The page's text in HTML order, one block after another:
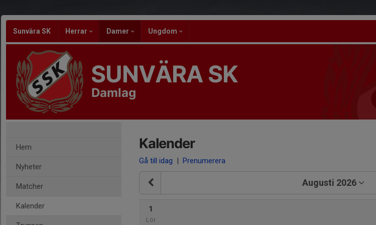
Sunvära SK Herrar Damer Ungdom
SUNVÄRA SK
Damlag
Hem
Nyheter
Matcher
Kalender
Kalender
Gå till idag | Prenumerera
Augusti 2026
1
Lör